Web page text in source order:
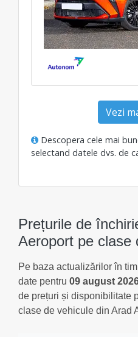
Vezi
Descopera cele mai
selectand datele dvs. de
Prețurile de
Aeroport pe clase
Pe baza actualizărilor în
date pentru 09 august
de prețuri și disponibilitate
clase de vehicule din Arad